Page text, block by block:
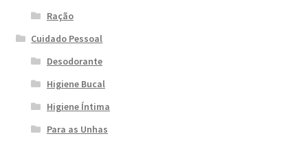
Ração
Cuidado Pessoal
Desodorante
Higiene Bucal
Higiene Íntima
Para as Unhas